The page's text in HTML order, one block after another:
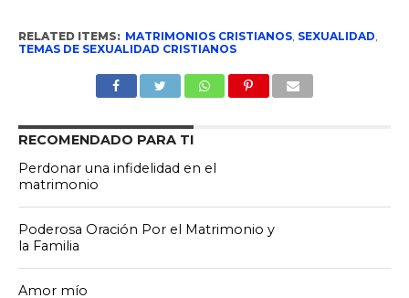
RELATED ITEMS: MATRIMONIOS CRISTIANOS, SEXUALIDAD
TEMAS DE SEXUALIDAD CRISTIANOS
RECOMENDADO PARA TI
Perdonar una infidelidad en el
matrimonio
Poderosa Oración Por el Matrimonio y
la Familia
Amor mío